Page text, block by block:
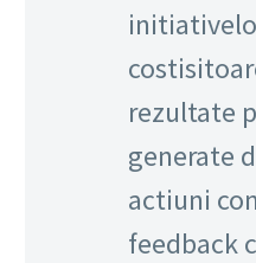
rezultate
generate
actiuni
feedback